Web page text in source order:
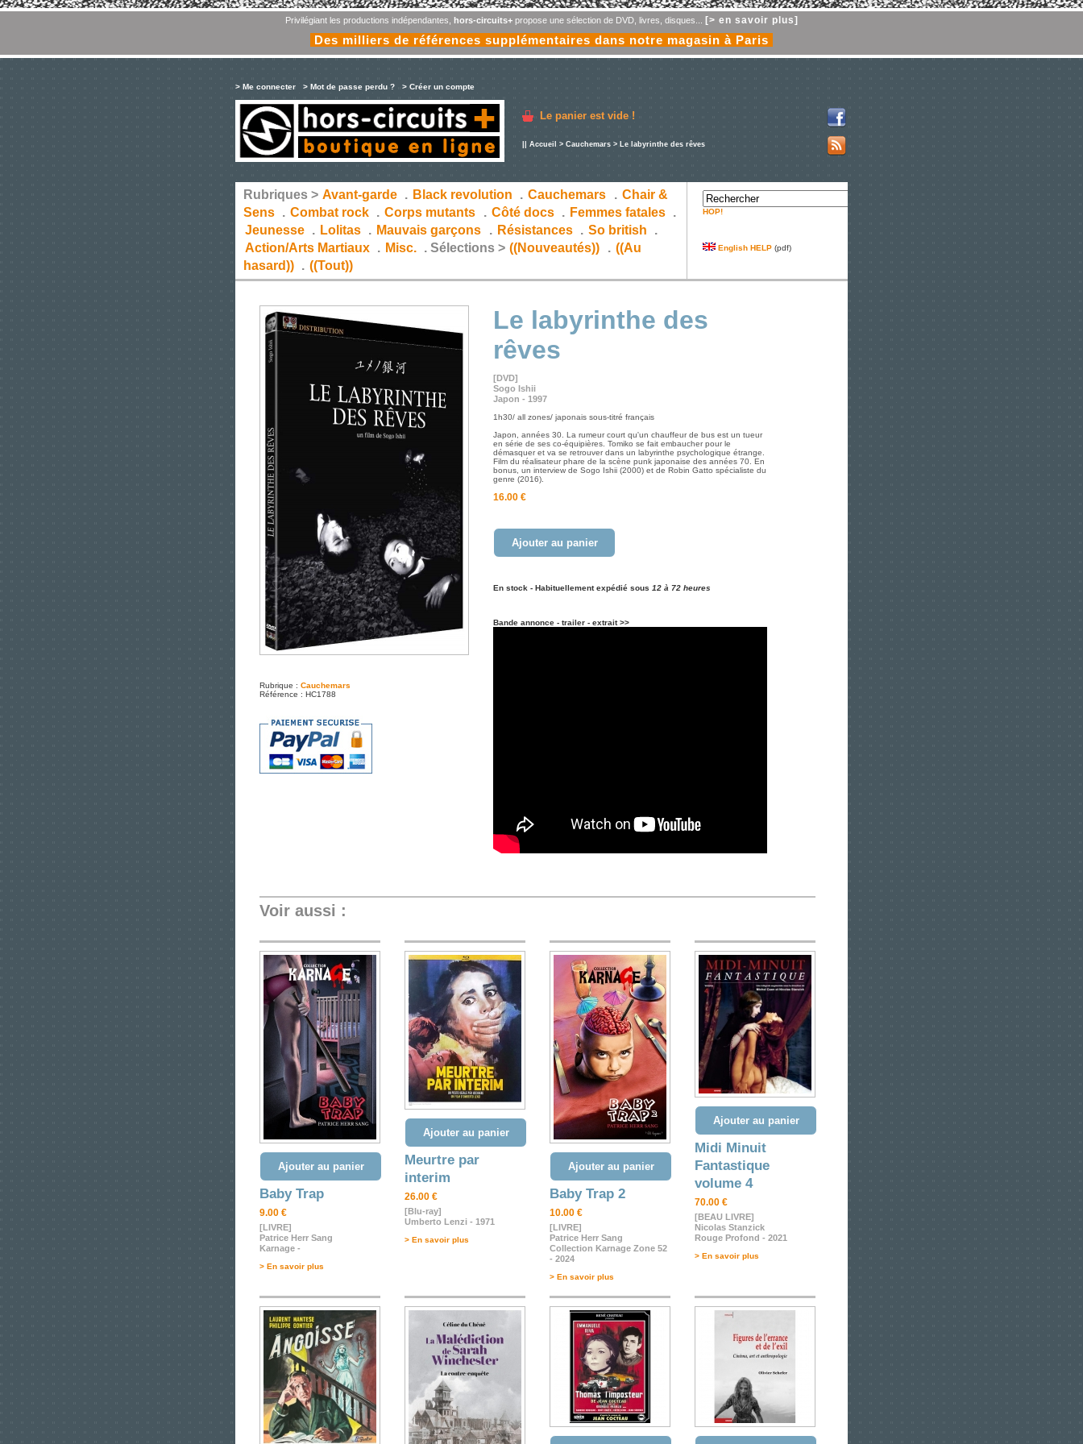
Privilégiant les productions indépendantes, hors-circuits+propose une sélection de DVD, livres, disques... [> en savoir plus]
Des milliers de références supplémentaires dans notre magasin à Paris
> Me connecter > Mot de passe perdu ? > Créer un compte
Le panier est vide !
Accueil > Cauchemars > Le labyrinthe des rêves
Rubriques > Avant-garde . Black revolution . Cauchemars . Chair &
Sens . Combat rock . Corps mutants . Côté docs . Femmes fatales
.
Jeunesse . Lolitas . Mauvais garçons . Résistances . So british
.
Action/Arts Martiaux . Misc. .Sélections > ((Nouveautés)) . ((Au
hasard)) . ((Tout))
HOP!
English HELP (pdf)
Rubrique : Cauchemars
Référence : HC1788
Le labyrinthe des
rêves
[DVD]
Sogo Ishii
Japon - 1997
1h30/ all zones/ japonais sous-titré français
Japon, années 30. La rumeur court qu'un chauffeur de bus est un tueur
en série de ses co-équipières. Tomiko se fait embaucher pour le
démasquer et va se retrouver dans un labyrinthe psychologique étrange.
Film du réalisateur phare de la scène punk japonaise des années 70. En
bonus, un interview de Sogo Ishii (2000) et de Robin Gatto spécialiste du
genre (2016).
16.00 €
Ajouter au panier
En stock - Habituellement expédié sous 12 à 72 heures
Bande annonce - trailer - extrait >>
Voir aussi :
Ajouter au panier
Baby Trap
9.00 €
[LIVRE]
Patrice Herr Sang
Karnage -
> En savoir plus
Ajouter au panier
Meurtre par
interim
26.00 €
[Blu-ray]
Umberto Lenzi - 1971
> En savoir plus
Ajouter au panier
Baby Trap 2
10.00 €
[LIVRE]
Patrice Herr Sang
Collection Karnage Zone 52
- 2024
> En savoir plus
Ajouter au panier
Midi Minuit
Fantastique
volume 4
70.00 €
[BEAU LIVRE]
Nicolas Stanzick
Rouge Profond - 2021
> En savoir plus